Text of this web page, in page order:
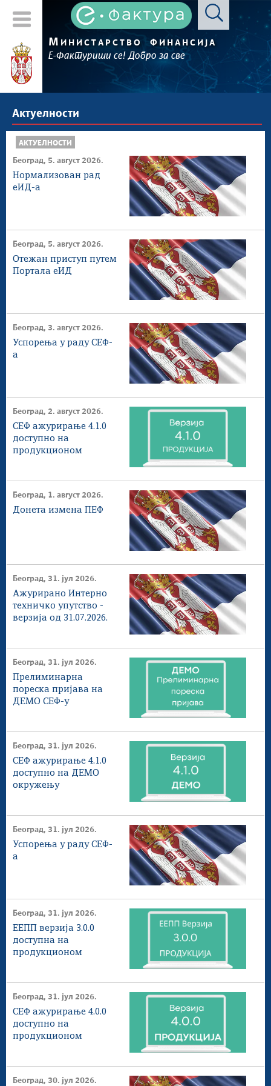
М ИНИСТАРСТВО ФИНАНСИЈА
Е-Фактуриши се! Добро за све
Актуелности
АКТУЕЛНОСТИ
Београд, 5. август 2026.
Нормализован рад
еИД-а
Београд, 5. август 2026.
Отежан приступ путем
Портала еИД
Београд, 3. август 2026.
Успорења у раду СЕФ-
а
Београд, 2. август 2026.
СЕФ ажурирање 4.1.0
доступнo на
продукционом
Београд, 1. август 2026.
Донета измена ПЕФ
Београд, 31. јул 2026.
Ажурирано Интерно
техничко упутство -
верзија од 31.07.2026.
Београд, 31. јул 2026.
Прелиминарна
пореска пријава на
ДЕМО СЕФ-у
Београд, 31. јул 2026.
СЕФ ажурирање 4.1.0
доступнo на ДЕМО
окружењу
Београд, 31. јул 2026.
Успорења у раду СЕФ-
а
Београд, 31. јул 2026.
ЕЕПП верзија 3.0.0
доступна на
продукционом
Београд, 31. јул 2026.
СЕФ ажурирање 4.0.0
доступнo на
продукционом
Београд, 30. јул 2026.